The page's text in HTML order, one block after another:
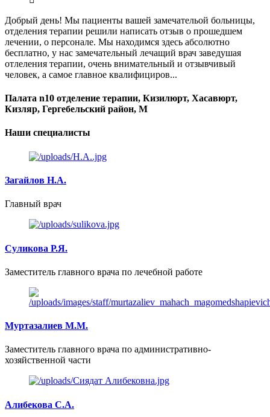
Добрый день! Мы пациенты вашей замечательой больницы,
отделения терапии решили написать отзыв о прошедшем
лечении, о персонале. Мы находимся здесь абсолютно
бесплатно, у нас замечательный лечащий врач заведушая
отлеления терапии, очень внимательный и отзывчивый
человек, а самое главное квалифициров...
Палата n10 отделение терапии, Кизилюрт, Хасавюрт,
Кизляр, Гергебельский район, М
Наши специалисты
Загайлов Н.А.
Главный врач
Суликова Р.Я.
Заместитель главного врача по лечебной работе
Муртазалиев М.М.
Заместитель главного врача по административно-
хозяйственной части
Алибекова С.А.